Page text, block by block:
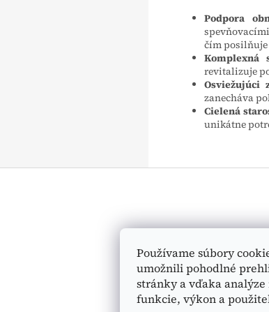
Používame súbory
umožnili pohodlné
stránky a vďaka
funkcie, výkon a
Podpora
čím
Komplexná
revitalizuje
Osviežujúci
zanecháva
Cielená
unikátne